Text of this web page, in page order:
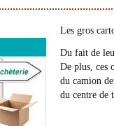
Les gros
Du fait de
De plus, ces
du camion
du centre de